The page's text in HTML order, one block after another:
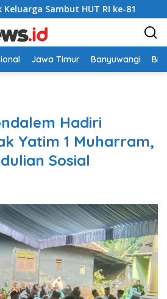
HUT RI ke-81 Wujud
Jawa Timur Banyuwangi
Hadiri
Yatim 1 Muharram,
Sosial